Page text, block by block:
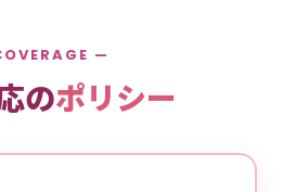
—
のポリシー